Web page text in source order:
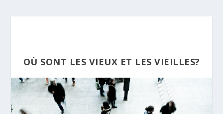
OÙ SONT LES VIEUX ET LES VIEILLES?